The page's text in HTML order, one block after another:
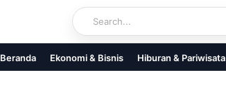
Beranda Ekonomi & Bisnis Hiburan & Pariwisata